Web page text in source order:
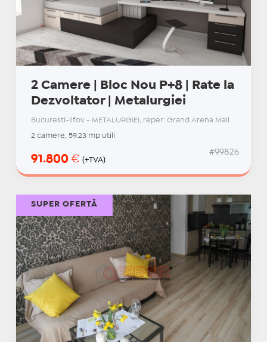
2 Camere | Bloc Nou P+8 | Rate la
Dezvoltator | Metalurgiei
Bucuresti-Ilfov - METALURGIEI, reper: Grand Arena Mall
2 camere, 59.23 mp utili
91.800 € (+TVA)
#99826
SUPER OFERTĂ